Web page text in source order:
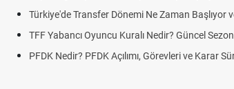
Türkiye'de Transfer Dönemi Ne Zaman Başlıyor ve
TFF Yabancı Oyuncu Kuralı Nedir? Güncel Sezonda
PFDK Nedir? PFDK Açılımı, Görevleri ve Karar Süreci